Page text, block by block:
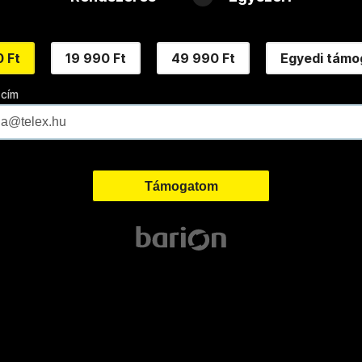
Ft 19 990 Ft 49 990 Ft Egyedi